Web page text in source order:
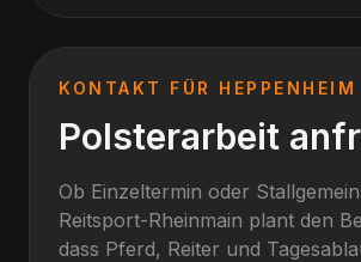
KONTAKT FÜR HEPPENHEIM
Polsterarbeit
Ob Einzeltermin oder
Reitsport-Rheinmain plant den
dass Pferd, Reiter und